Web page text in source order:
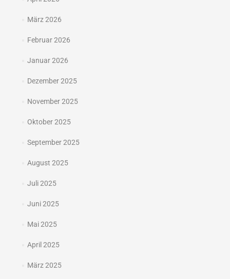
März 2026
Februar 2026
Januar 2026
Dezember 2025
November 2025
Oktober 2025
September 2025
August 2025
Juli 2025
Juni 2025
Mai 2025
April 2025
März 2025